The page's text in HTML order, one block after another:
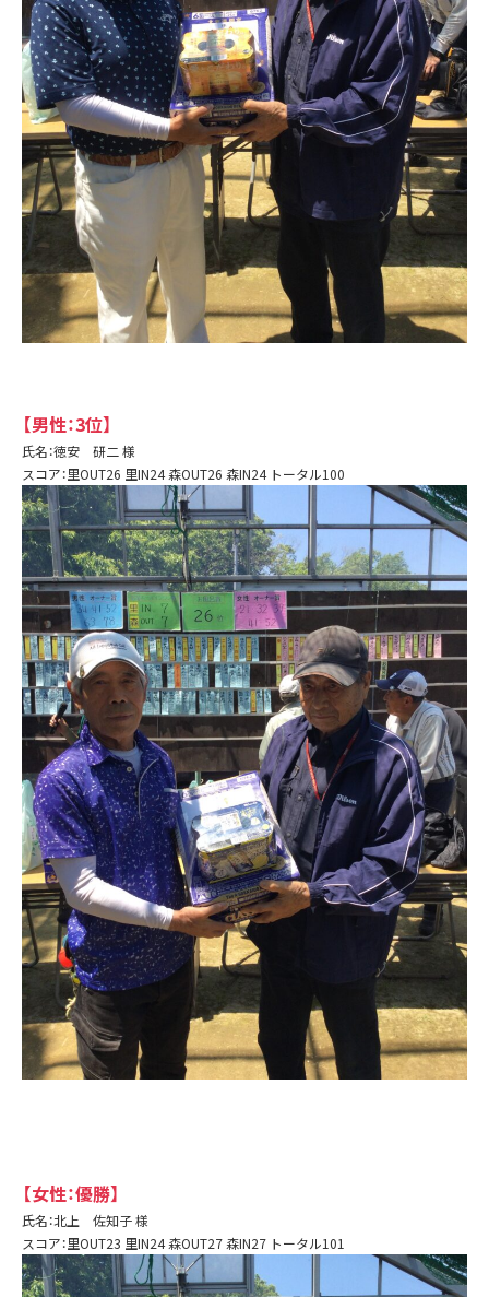
【男性：3位】
氏名：徳安 研二 様
スコア：里OUT26 里IN24 森OUT26 森IN24 トータル100
【女性：優勝】
氏名：北上 佐知子 様
スコア：里OUT23 里IN24 森OUT27 森IN27 トータル101